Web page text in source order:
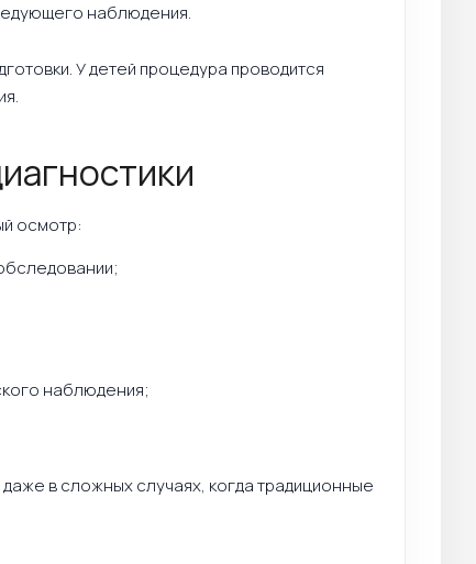
наблюдения.
У детей процедура проводится
осмотр:
наблюдения;
в сложных случаях, когда традиционные